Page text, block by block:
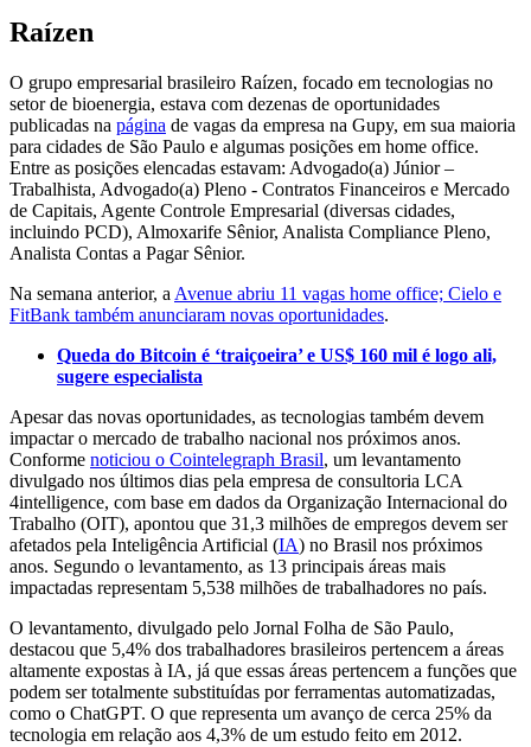
Raízen
O grupo empresarial brasileiro Raízen, focado em tecnologias no
setor de bioenergia, estava com dezenas de oportunidades
publicadas na página de vagas da empresa na Gupy, em sua maioria
para cidades de São Paulo e algumas posições em home office.
Entre as posições elencadas estavam: Advogado(a) Júnior –
Trabalhista, Advogado(a) Pleno - Contratos Financeiros e Mercado
de Capitais, Agente Controle Empresarial (diversas cidades,
incluindo PCD), Almoxarife Sênior, Analista Compliance Pleno,
Analista Contas a Pagar Sênior.
Na semana anterior, a Avenue abriu 11 vagas home office; Cielo e
FitBank também anunciaram novas oportunidades.
Queda do Bitcoin é ‘traiçoeira’ e US$ 160 mil é logo ali,
sugere especialista
Apesar das novas oportunidades, as tecnologias também devem
impactar o mercado de trabalho nacional nos próximos anos.
Conforme noticiou o Cointelegraph Brasil, um levantamento
divulgado nos últimos dias pela empresa de consultoria LCA
4intelligence, com base em dados da Organização Internacional do
Trabalho (OIT), apontou que 31,3 milhões de empregos devem ser
afetados pela Inteligência Artificial (IA) no Brasil nos próximos
anos. Segundo o levantamento, as 13 principais áreas mais
impactadas representam 5,538 milhões de trabalhadores no país.
O levantamento, divulgado pelo Jornal Folha de São Paulo,
destacou que 5,4% dos trabalhadores brasileiros pertencem a áreas
altamente expostas à IA, já que essas áreas pertencem a funções que
podem ser totalmente substituídas por ferramentas automatizadas,
como o ChatGPT. O que representa um avanço de cerca 25% da
tecnologia em relação aos 4,3% de um estudo feito em 2012.